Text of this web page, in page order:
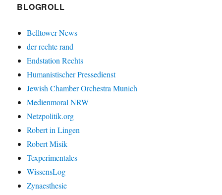
BLOGROLL
Belltower News
der rechte rand
Endstation Rechts
Humanistischer Pressedienst
Jewish Chamber Orchestra Munich
Medienmoral NRW
Netzpolitik.org
Robert in Lingen
Robert Misik
Texperimentales
WissensLog
Zynaesthesie